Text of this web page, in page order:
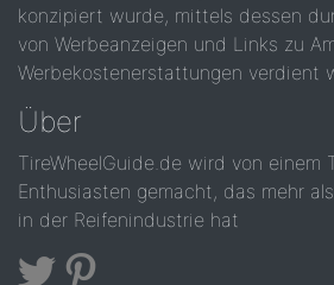
konzipiert wurde, mittels dessen
von Werbeanzeigen und Links zu
Werbekostenerstattungen verdient
Über
TireWheelGuide.de wird von einem
Enthusiasten gemacht, das mehr
in der Reifenindustrie hat